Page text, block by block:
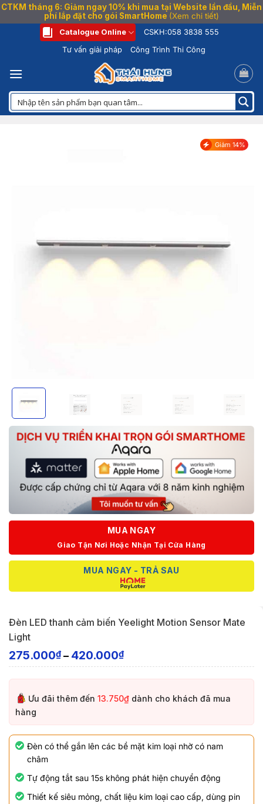
CTKM tháng 6: Giảm ngay 10% khi mua tại Website lần đầu, Miễn
phí lắp đặt cho gói SmartHome (Xem chi tiết)
dung
Catalogue Online CSKH:058 3838 555
Tư vấn giải pháp
Công Trình Thi Công
Giảm 14%
MUA NGAY
Giao Tận Nơi Hoặc Nhận Tại Cửa Hàng
MUA NGAY - TRẢ SAU
Đèn LED thanh cảm biến Yeelight Motion Sensor Mate
Light
275.000₫– 420.000₫
Ưu đãi thêm đến 13.750₫ dành cho khách đã mua
hàng
Đèn có thể gắn lên các bề mặt kim loại nhờ có nam
châm
Tự động tắt sau 15s không phát hiện chuyển động
Thiết kế siêu mỏng, chất liệu kim loại cao cấp, dùng pin